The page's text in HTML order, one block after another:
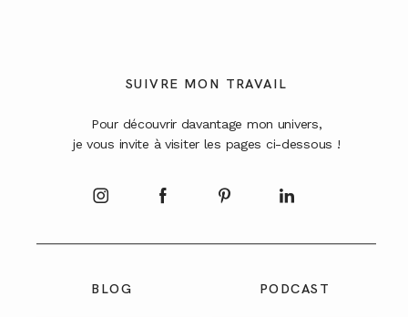
BLOG
SUIVRE MON TRAVAIL
Pour découvrir davantage mon univers,
je vous invite à visiter les pages ci-dessous !
PODCAST
CONTACT